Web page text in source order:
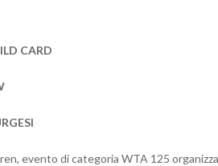
CARD
evento di categoria WTA 125